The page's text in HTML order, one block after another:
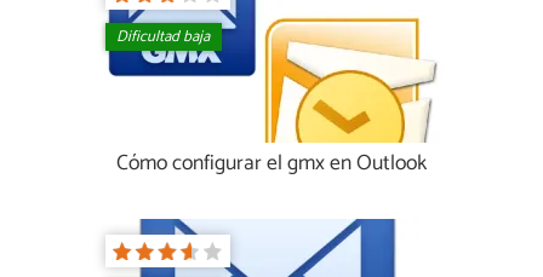
Dificultad baja
Cómo configurar el gmx en Outlook